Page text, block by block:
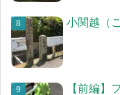
小関越（
【前編】